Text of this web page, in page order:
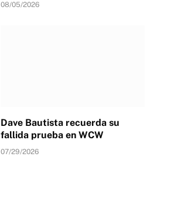
08/05/2026
Dave Bautista recuerda su
fallida prueba en WCW
07/29/2026